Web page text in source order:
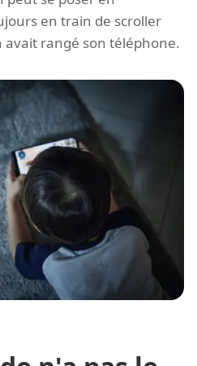
en train de scroller
rangé son téléphone.